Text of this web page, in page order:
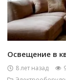
Освещение в
8 лет назад